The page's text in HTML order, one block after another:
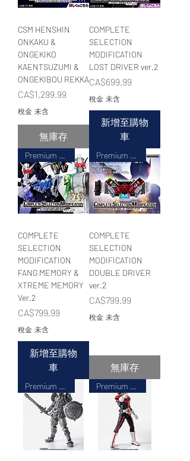
CSM HENSHIN
ONKAKU &
ONGEKIKO
KAENTSUZUMI &
ONGEKIBOU REKKA
價格
CA$1,299.99
稅金 未含
無庫存
COMPLETE
SELECTION
MODIFICATION
LOST DRIVER ver.2
價格
CA$699.99
稅金 未含
新增至購物
車
Premium BANDAI LIMITED
COMPLETE
SELECTION
MODIFICATION
FANG MEMORY &
XTREME MEMORY
Ver.2
價格
CA$799.99
稅金 未含
新增至購物
車
Premium BANDAI LIMITED
COMPLETE
SELECTION
MODIFICATION
DOUBLE DRIVER
ver.2
價格
CA$799.99
稅金 未含
無庫存
Premium BANDAI LIMITED Premium BANDAI LIMITED